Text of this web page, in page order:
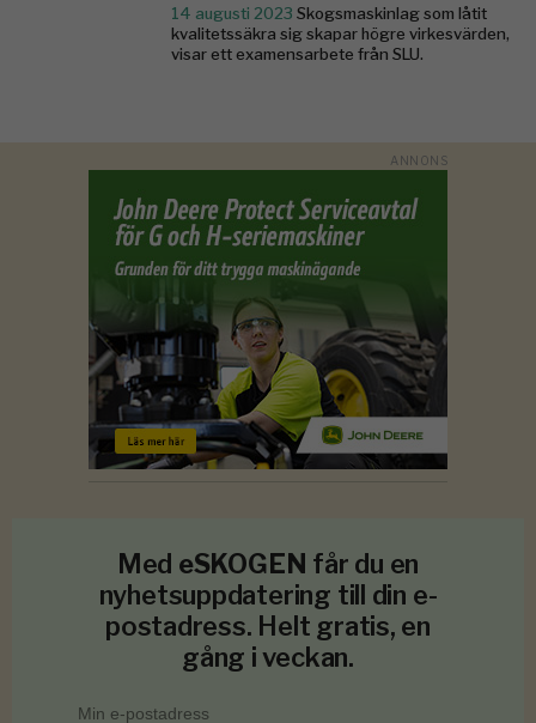
14 augusti 2023 Skogsmaskinlag som låtit
kvalitetssäkra sig skapar högre virkesvärden,
visar ett examensarbete från SLU.
Med eSKOGEN får du en
nyhetsuppdatering till din e-
postadress. Helt gratis, en
gång i veckan.